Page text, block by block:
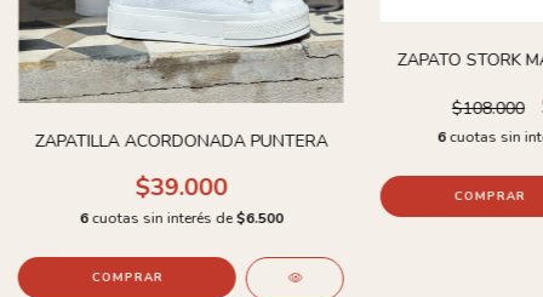
ZAPATILLA ACORDONADA PUNTERA
$39.000
6 cuotas sin interés de$6.500
COMPRAR
ZAPATO STORK
$108.000
6 cuotas sin
COMPRAR